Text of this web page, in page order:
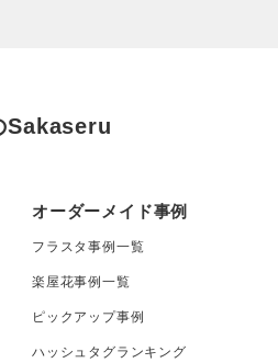
Sakaseru
オーダーメイド事例
フラスタ事例一覧
楽屋花事例一覧
ピックアップ事例
ハッシュタグランキング